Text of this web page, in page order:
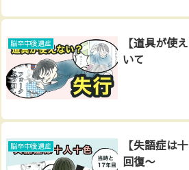
脳卒中後遺症
【道具が使
いて
脳卒中後遺症
【失語症は
回復〜